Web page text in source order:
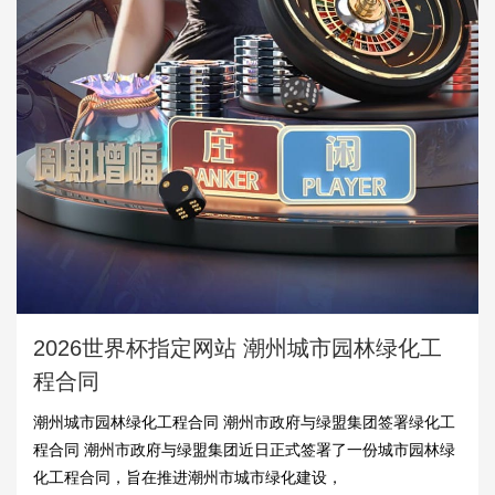
2026世界杯指定网站 潮州城市园林绿化工
程合同
潮州城市园林绿化工程合同 潮州市政府与绿盟集团签署绿化工
程合同 潮州市政府与绿盟集团近日正式签署了一份城市园林绿
化工程合同，旨在推进潮州市城市绿化建设，